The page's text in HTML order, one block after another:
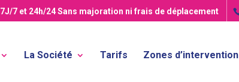
7J/7 et 24h/24Sans majoration ni frais de déplacement
La Société Tarifs Zones d’intervention